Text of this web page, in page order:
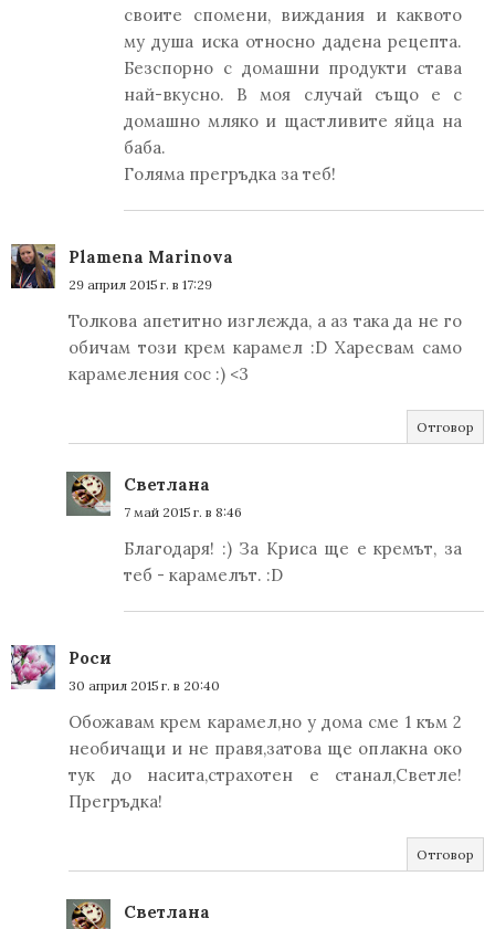
своите спомени, виждания и каквото
му душа иска относно дадена рецепта.
Безспорно с домашни продукти става
най-вкусно. В моя случай също е с
домашно мляко и щастливите яйца на
баба.
Голяма прегръдка за теб!
Plamena Marinova
29 април 2015 г. в 17:29
Толкова апетитно изглежда, а аз така да не го
обичам този крем карамел :D Харесвам само
карамеления сос :) <3
Отговор
Светлана
7 май 2015 г. в 8:46
Благодаря! :) За Криса ще е кремът, за
теб - карамелът. :D
Роси
30 април 2015 г. в 20:40
Обожавам крем карамел,но у дома сме 1 към 2
необичащи и не правя,затова ще оплакна око
тук до насита,страхотен е станал,Светле!
Прегръдка!
Отговор
Светлана